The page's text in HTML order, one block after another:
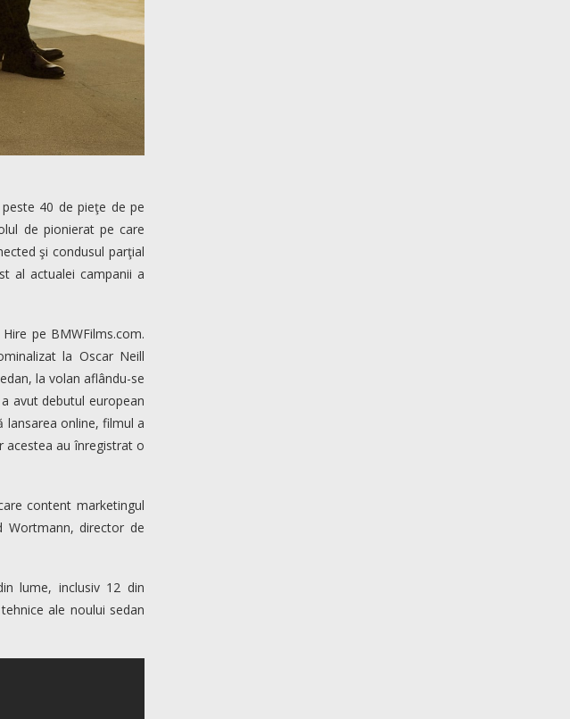
40 de pieţe de pe
de pionierat pe care
şi condusul parţial
al actualei campanii a
pe BMWFilms.com.
la Oscar Neill
la volan aflându-se
avut debutul european
lansarea online, filmul a
acestea au înregistrat o
content marketingul
Wortmann, director de
lume, inclusiv 12 din
ale noului sedan